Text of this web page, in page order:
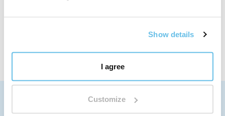
Show details
I agree
Customize
WE VERZENDEN WERELDWIJD